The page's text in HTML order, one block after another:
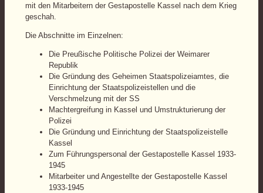
mit den Mitarbeitern der Gestapostelle Kassel nach dem Krieg
geschah.
Die Abschnitte im Einzelnen:
Die Preußische Politische Polizei der Weimarer
Republik
Die Gründung des Geheimen Staatspolizeiamtes, die
Einrichtung der Staatspolizeistellen und die
Verschmelzung mit der SS
Machtergreifung in Kassel und Umstrukturierung der
Polizei
Die Gründung und Einrichtung der Staatspolizeistelle
Kassel
Zum Führungspersonal der Gestapostelle Kassel 1933-
1945
Mitarbeiter und Angestellte der Gestapostelle Kassel
1933-1945